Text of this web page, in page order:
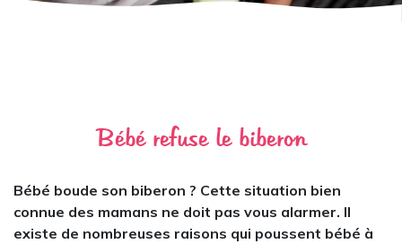
Bébé refuse le biberon
Bébé boude son biberon ? Cette situation bien
connue des mamans ne doit pas vous alarmer. Il
existe de nombreuses raisons qui poussent bébé à